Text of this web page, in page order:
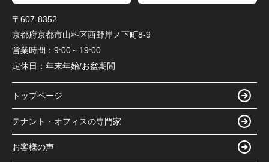
〒607-8352
京都府京都市山科区西野岸ノ下町8-9
営業時間： 9:00～19:00
定休日： 年末年始/お盆期間
トップページ
テナント・オフィスの専門家
お客様の声